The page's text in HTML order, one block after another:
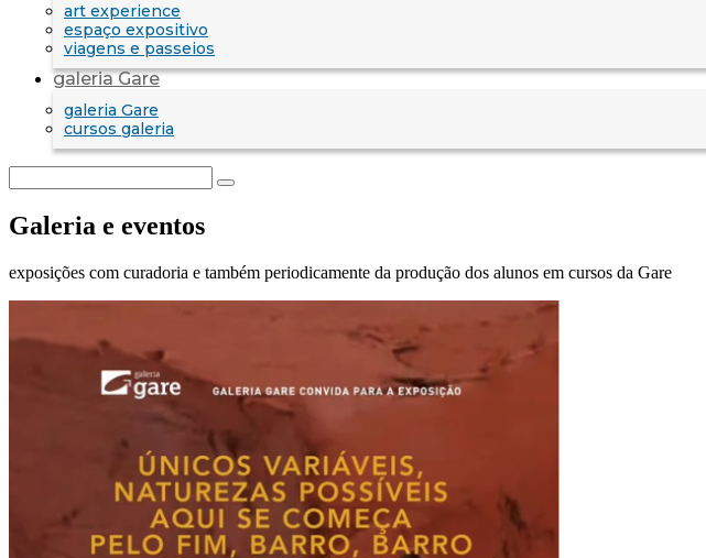
art experience
espaço expositivo
viagens e passeios
galeria Gare
galeria Gare
cursos galeria
Galeria e eventos
exposições com curadoria e também periodicamente da produção dos alunos em cursos da Gare